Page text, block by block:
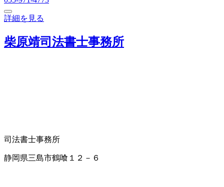
詳細を見る
柴原靖司法書士事務所
司法書士事務所
静岡県三島市鶴喰１２－６